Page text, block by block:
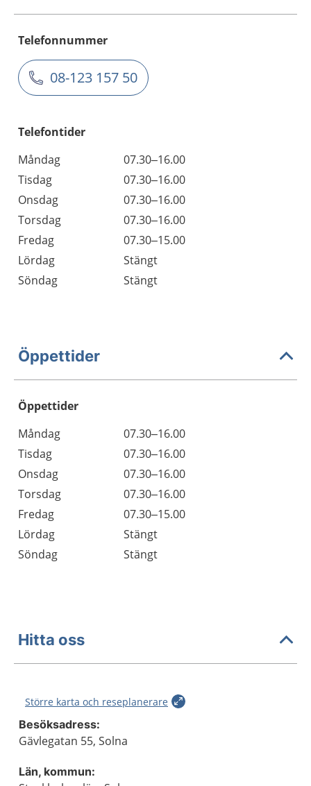
Telefonnummer
08-123 157 50
Telefontider
Måndag
07.30–16.00
Tisdag
07.30–16.00
Onsdag
07.30–16.00
Torsdag
07.30–16.00
Fredag
07.30–15.00
Lördag
Stängt
Söndag
Stängt
Öppettider
Öppettider
Dag
Öppettider
Kommentarer
Måndag
07.30–16.00
Tisdag
07.30–16.00
Onsdag
07.30–16.00
Torsdag
07.30–16.00
Fredag
07.30–15.00
Lördag
Stängt
Söndag
Stängt
Hitta oss
Större karta och reseplanerare
Besöksadress:
Gävlegatan 55, Solna
Län, kommun: